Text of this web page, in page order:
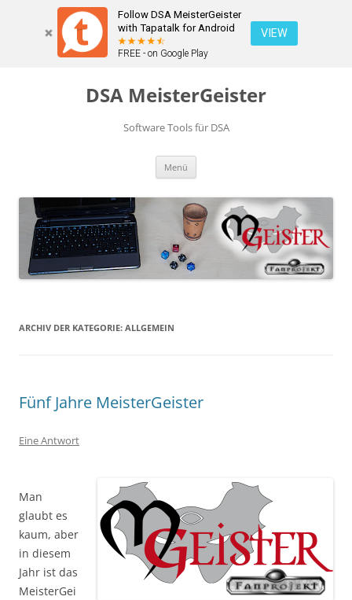
Follow DSA MeisterGeister
with Tapatalk for Android
FREE - on Google Play
VIEW
DSA MeisterGeister
Software Tools für DSA
Menü
ARCHIV DER KATEGORIE: ALLGEMEIN
Fünf Jahre MeisterGeister
Eine Antwort
Man
glaubt es
kaum, aber
in diesem
Jahr ist das
MeisterGei